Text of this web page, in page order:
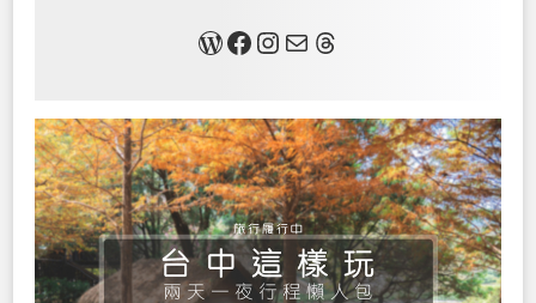
關於我Facebook InstagramMail Threads